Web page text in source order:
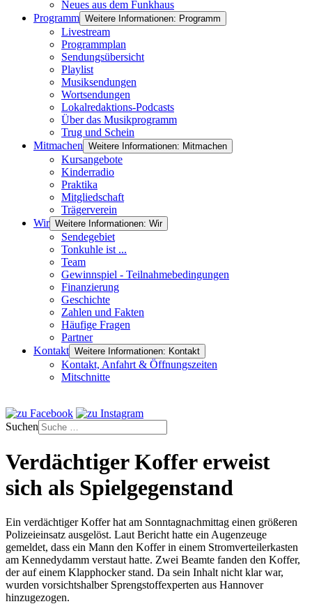
Neues aus dem Funkhaus
Programm Weitere Informationen: Programm
Livestream
Programmplan
Sendungsübersicht
Playlist
Musiksendungen
Wortsendungen
Lokalredaktions-Podcasts
Über das Musikprogramm
Trug und Schein
Mitmachen Weitere Informationen: Mitmachen
Kursangebote
Kinderradio
Praktika
Mitgliedschaft
Trägerverein
Wir Weitere Informationen: Wir
Sendegebiet
Tonkuhle ist ...
Team
Gewinnspiel - Teilnahmebedingungen
Finanzierung
Geschichte
Zahlen und Fakten
Häufige Fragen
Partner
Kontakt Weitere Informationen: Kontakt
Kontakt, Anfahrt & Öffnungszeiten
Mitschnitte
Suchen
Verdächtiger Koffer erweist
sich als Spielgegenstand
Ein verdächtiger Koffer hat am Sonntagnachmittag einen größeren
Polizeieinsatz ausgelöst. Laut Bericht hatte ein Augenzeuge
gemeldet, dass ein Mann den Koffer in einem Stromverteilerkasten
am Kennedydamm verstaut hatte. Zwei Beamte fanden den Koffer,
der auf einem Klapphocker stand. Da sein Inhalt nicht klar war,
wurden vorsichtshalber Sprengstoffexperten aus Hannover
hinzugezogen.